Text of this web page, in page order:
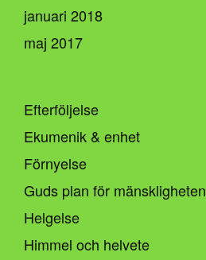
januari 2018
maj 2017
Efterföljelse
Ekumenik & enhet
Förnyelse
Guds plan för mänskligheten
Helgelse
Himmel och helvete